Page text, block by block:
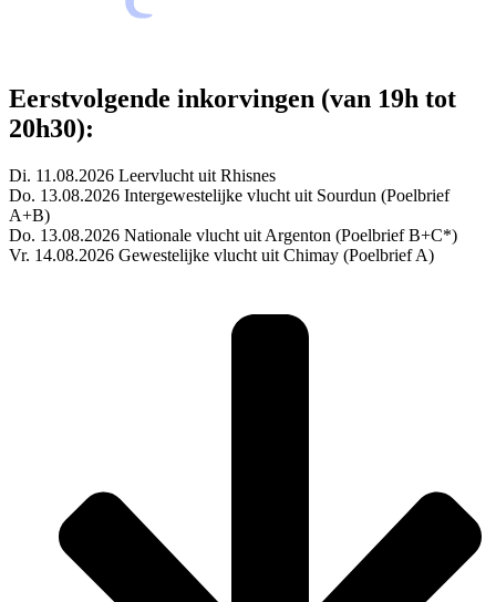
Eerstvolgende inkorvingen (van 19h tot
20h30):
Di. 11.08.2026 Leervlucht uit Rhisnes
Do. 13.08.2026 Intergewestelijke vlucht uit Sourdun (Poelbrief
A+B)
Do. 13.08.2026 Nationale vlucht uit Argenton (Poelbrief B+C*)
Vr. 14.08.2026 Gewestelijke vlucht uit Chimay (Poelbrief A)